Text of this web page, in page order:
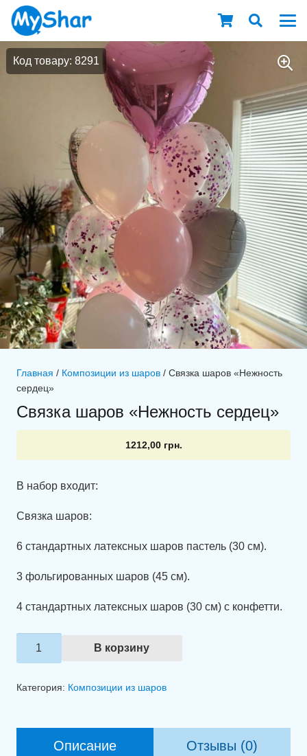
Код товару: 8291
Главная / Композиции из шаров / Связка шаров «Нежность
сердец»
Связка шаров «Нежность сердец»
1212,00 грн.
В набор входит:
Связка шаров:
6 стандартных латексных шаров пастель (30 см).
3 фольгированных шаров (45 см).
4 стандартных латексных шаров (30 см) с конфетти.
Количество
товара
В корзину
Категория: Композиции из шаров
Описание Отзывы (0)